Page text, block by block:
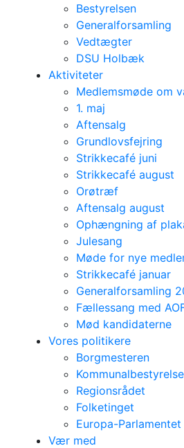
Bestyrelsen
Generalforsamling
Vedtægter
DSU Holbæk
Aktiviteter
Medlemsmøde om
1. maj
Aftensalg
Grundlovsfejring
Strikkecafé juni
Strikkecafé august
Orøtræf
Aftensalg august
Ophængning af
Julesang
Møde for nye
Strikkecafé januar
Generalforsamling
Fællessang med
Mød kandidaterne
Vores politikere
Borgmesteren
Regionsrådet
Folketinget
Europa-Parlamentet
Vær med